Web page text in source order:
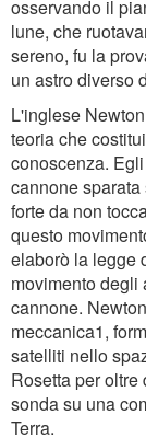
osservando il
lune, che
sereno, fu la
un astro diverso
L'inglese
teoria che
conoscenza.
cannone
forte da non
questo
elaborò la legge
movimento degli
cannone.
meccanica1,
satelliti nello
Rosetta per
sonda su una
Terra.